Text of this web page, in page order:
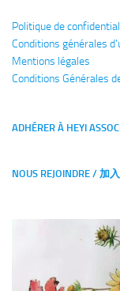
Politique de
Conditions générales
Mentions légales
Conditions Générales
ADHÉRER À HEYI
NOUS REJOINDRE / 加